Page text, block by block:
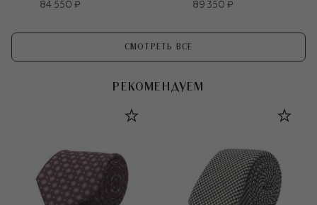
84 550 ₽
89 350 ₽
СМОТРЕТЬ ВСЕ
РЕКОМЕНДУЕМ